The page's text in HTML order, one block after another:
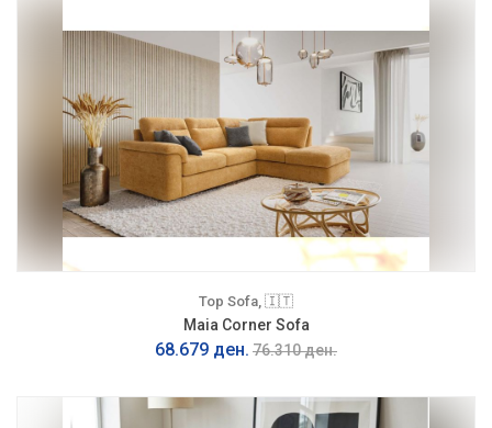
Top Sofa, 🇮🇹
Maia Corner Sofa
68.679 ден. 76.310 ден.